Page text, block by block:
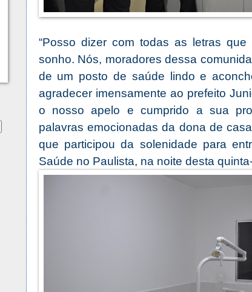
“Posso dizer com todas as letras
sonho. Nós, moradores dessa
de um posto de saúde lindo e
agradecer imensamente ao prefeito
o nosso apelo e cumprido a sua
palavras emocionadas da dona de
que participou da solenidade para
Saúde no Paulista, na noite desta